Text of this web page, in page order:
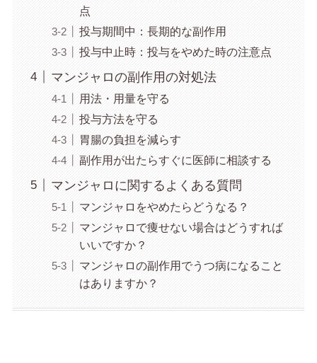
点
投与期間中：長期的な副作用
投与中止時：投与をやめた時の注意点
マンジャロの副作用の対処法
用法・用量を守る
投与方法を守る
胃腸の負担を減らす
副作用が出たらすぐに医師に相談する
マンジャロに関するよくある質問
マンジャロをやめたらどうなる？
マンジャロで痩せない場合はどうすれば
いいですか？
マンジャロの副作用でうつ病になること
はありますか？